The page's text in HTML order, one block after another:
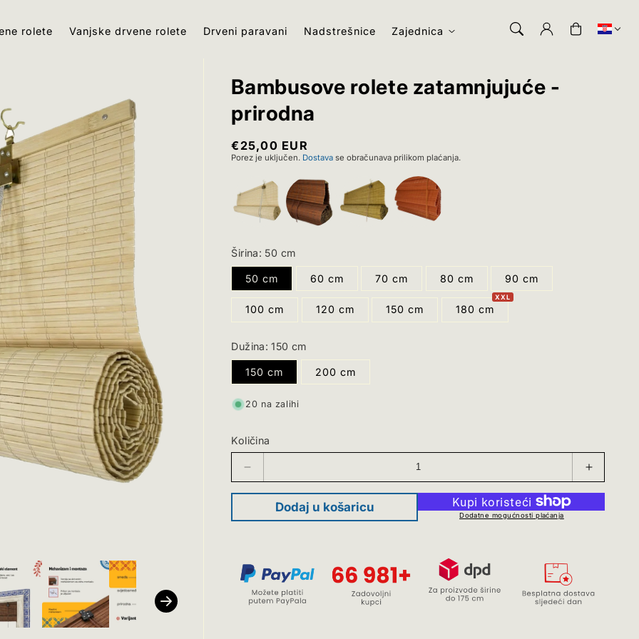
rolete Vanjske drvene rolete Drveni paravani Nadstrešnice Zajednica Prijava Košarica
Bambusove rolete zatamnjujuće -
prirodna
Redovna
cijena
€25,00 EUR
Porez je uključen. Dostava se obračunava prilikom plaćanja.
Širina: 50 cm
50 cm 60 cm 70 cm 80 cm 90 cm
100 cm 120 cm 150 cm 180 cm
Dužina:150 cm
150 cm 200 cm
20 na zalihi
Količina
Bambusove
prirodna
Povećaj
Dodaj u košaricu
Dodatne mogućnosti plaćanja